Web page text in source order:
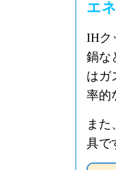
エ
IHク
鍋な
はガ
率的
また
具で